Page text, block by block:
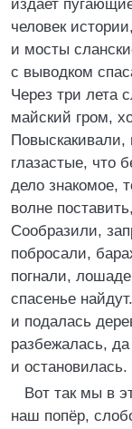
издает
человек
и мосты
с выводком
Через три лета
майский гром,
Повыскакивали,
глазастые, что
дело знакомое,
волне
Сообразили,
побросали,
погнали,
спасенье
и подалась
разбежалась,
и остановилась.
Вот так мы в
наш попёр,